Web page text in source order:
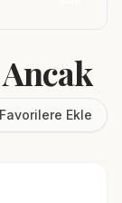
Favorilere Ekle